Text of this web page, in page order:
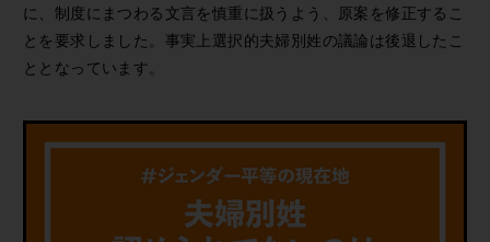
に、制度にまつわる文言を慎重に扱うよう、原案を修正するこ
とを要求しました。事実上選択的夫婦別姓の議論は後退したこ
ととなっています。